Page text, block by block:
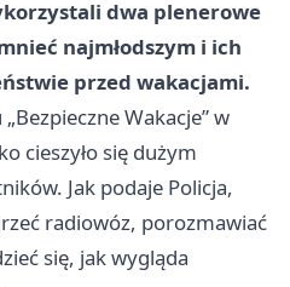
dwa plenerowe
najmłodszym i ich
przed wakacjami.
Wakacje” w
cieszyło się dużym
Jak podaje Policja,
radiowóz, porozmawiać
się, jak wygląda